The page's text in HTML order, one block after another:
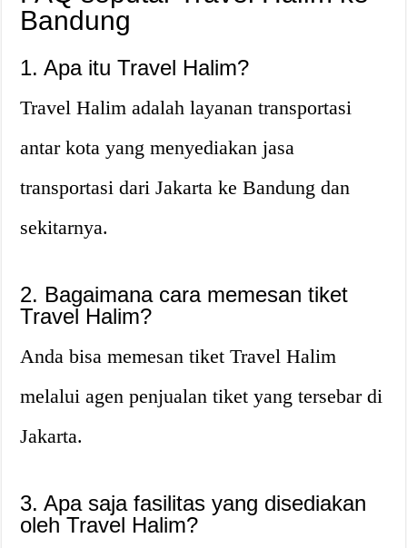
Bandung
1. Apa itu Travel Halim?
Travel Halim adalah layanan transportasi
antar kota yang menyediakan jasa
transportasi dari Jakarta ke Bandung dan
sekitarnya.
2. Bagaimana cara memesan tiket
Travel Halim?
Anda bisa memesan tiket Travel Halim
melalui agen penjualan tiket yang tersebar di
Jakarta.
3. Apa saja fasilitas yang disediakan
oleh Travel Halim?